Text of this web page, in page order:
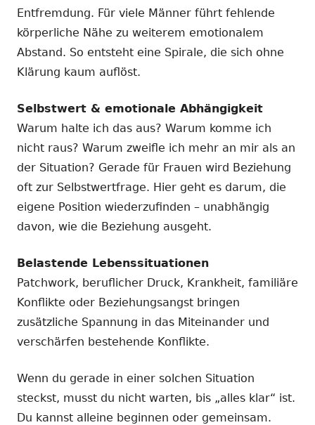
Entfremdung. Für viele Männer führt fehlende
körperliche Nähe zu weiterem emotionalem
Abstand. So entsteht eine Spirale, die sich ohne
Klärung kaum auflöst.
Selbstwert & emotionale Abhängigkeit
Warum halte ich das aus? Warum komme ich
nicht raus? Warum zweifle ich mehr an mir als an
der Situation? Gerade für Frauen wird Beziehung
oft zur Selbstwertfrage. Hier geht es darum, die
eigene Position wiederzufinden – unabhängig
davon, wie die Beziehung ausgeht.
Belastende Lebenssituationen
Patchwork, beruflicher Druck, Krankheit, familiäre
Konflikte oder Beziehungsangst bringen
zusätzliche Spannung in das Miteinander und
verschärfen bestehende Konflikte.
Wenn du gerade in einer solchen Situation
steckst, musst du nicht warten, bis „alles klar“ ist.
Du kannst alleine beginnen oder gemeinsam.